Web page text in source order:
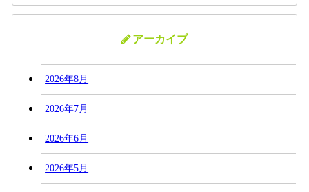
アーカイブ
2026年8月
2026年7月
2026年6月
2026年5月